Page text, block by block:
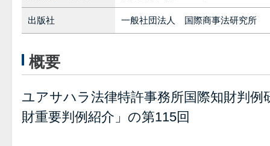
出版社 一般社団法人 国際商事法研究所
概要
ユアサハラ法律特許事務所国際知財判例
財重要判例紹介」の第115回